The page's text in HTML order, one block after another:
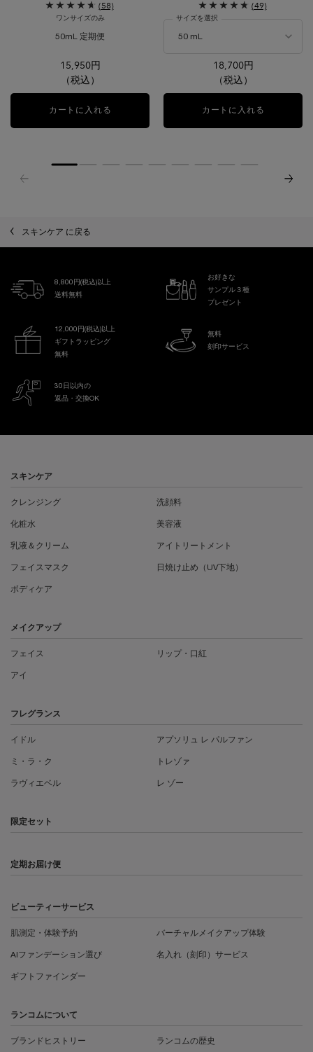
ス
(58)
ワンサイズのみ
50mL 定期便
15,950円
（税込）
カートに入れる ジェニフィック アルティメ セラム 定期お届け便
瞬間*¹。絶え間ないダメージ*²を立て
ハリを感じる肌へ。
(49)
サイズを選択
18,700円
（税込）
カートに入れる
スキンケア に戻る
8,800円(税込)以上
送料無料
お好きな
サンプル３種
プレゼント
12,000円(税込)以上
ギフトラッピング
無料
無料
刻印サービス
30日以内の
返品・交換OK
スキンケア
クレンジング 洗顔料
化粧水 美容液
乳液＆クリーム アイトリートメント
フェイスマスク 日焼け止め（UV下地）
ボディケア
メイクアップ
フェイス リップ・口紅
アイ
フレグランス
イドル アプソリュ レ パルファン
ミ・ラ・ク トレゾァ
ラヴィエベル レ ゾー
限定セット
定期お届け便
ビューティーサービス
肌測定・体験予約 バーチャルメイクアップ体験
AIファンデーション選び 名入れ（刻印）サービス
ギフトファインダー
ランコムについて
ブランドヒストリー ランコムの歴史